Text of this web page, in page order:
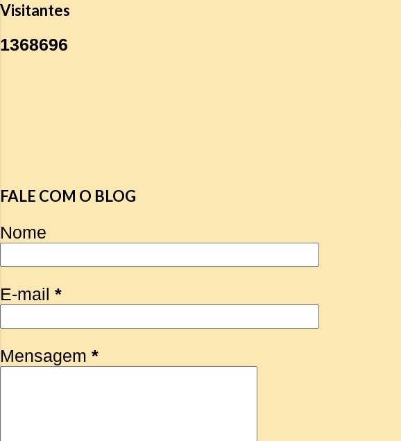
Visitantes
1368696
FALE COM O BLOG
Nome
E-mail *
Mensagem *